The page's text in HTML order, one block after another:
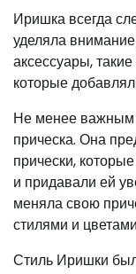
Иришка всегда
уделяла
аксессуары,
которые
Не менее важным
прическа. Она
прически,
и придавали ей
меняла свою
стилями и
Стиль Иришки